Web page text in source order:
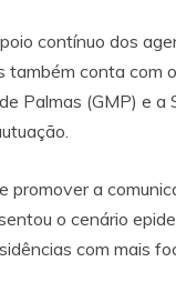
contínuo dos
também conta com
Palmas (GMP) e
promover a
o cenário
com mais